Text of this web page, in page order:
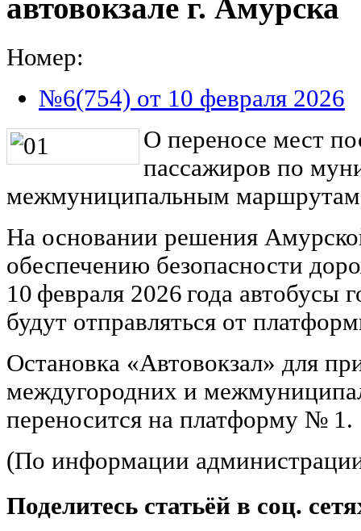
автовокзале г. Амурска
Номер:
№6(754) от 10 февраля 2026
О переносе мест
пассажиров по
межмуниципальным маршрутам
На основании решения
обеспечению безопасности
10 февраля 2026 года автобусы
будут отправляться от
Остановка «Автовокзал» для
междугородних и
переносится на платформу № 1.
(По информации
Поделитесь статьёй в соц.